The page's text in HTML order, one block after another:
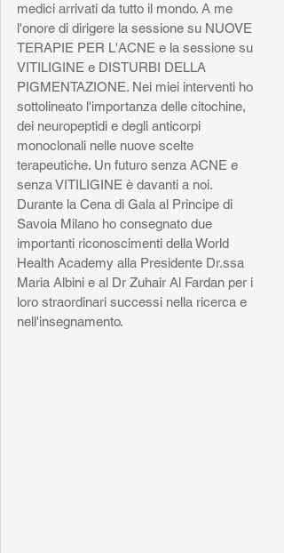
medici arrivati da tutto il mondo. A me
l'onore di dirigere la sessione su NUOVE
TERAPIE PER L'ACNE e la sessione su
VITILIGINE e DISTURBI DELLA
PIGMENTAZIONE. Nei miei interventi ho
sottolineato l'importanza delle citochine,
dei neuropeptidi e degli anticorpi
monoclonali nelle nuove scelte
terapeutiche. Un futuro senza ACNE e
senza VITILIGINE è davanti a noi.
Durante la Cena di Gala al Principe di
Savoia Milano ho consegnato due
importanti riconoscimenti della World
Health Academy alla Presidente Dr.ssa
Maria Albini e al Dr Zuhair Al Fardan per i
loro straordinari successi nella ricerca e
nell'insegnamento.